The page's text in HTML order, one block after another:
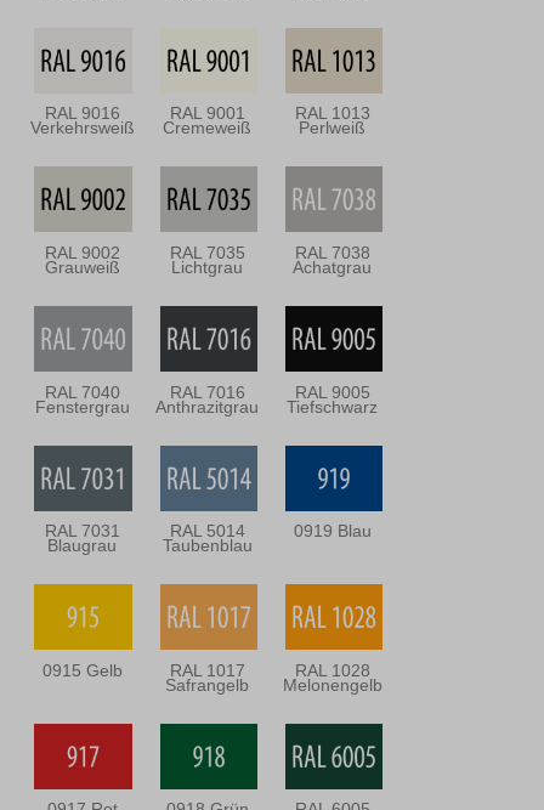
RAL 9016
Verkehrsweiß
RAL 9001
Cremeweiß
RAL 1013
Perlweiß
RAL 9002
Grauweiß
RAL 7035
Lichtgrau
RAL 7038
Achatgrau
RAL 7040
Fenstergrau
RAL 7016
Anthrazitgrau
RAL 9005
Tiefschwarz
RAL 7031
Blaugrau
RAL 5014
Taubenblau
0919 Blau
0915 Gelb RAL 1017
Safrangelb
RAL 1028
Melonengelb